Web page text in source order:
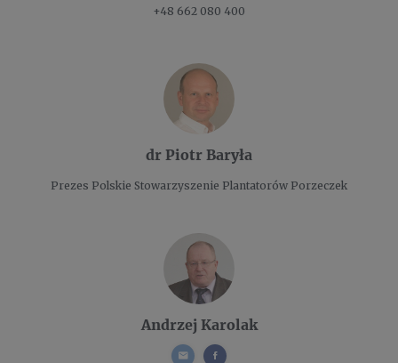
+48 662 080 400
dr Piotr Baryła
Prezes Polskie Stowarzyszenie Plantatorów Porzeczek
Andrzej Karolak